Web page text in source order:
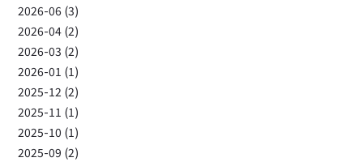
2026-06 (3)
2026-04 (2)
2026-03 (2)
2026-01 (1)
2025-12 (2)
2025-11 (1)
2025-10 (1)
2025-09 (2)